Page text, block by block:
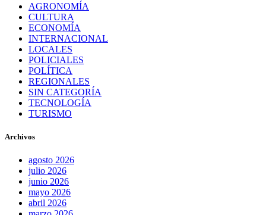
AGRONOMÍA
CULTURA
ECONOMÍA
INTERNACIONAL
LOCALES
POLICIALES
POLÍTICA
REGIONALES
SIN CATEGORÍA
TECNOLOGÍA
TURISMO
Archivos
agosto 2026
julio 2026
junio 2026
mayo 2026
abril 2026